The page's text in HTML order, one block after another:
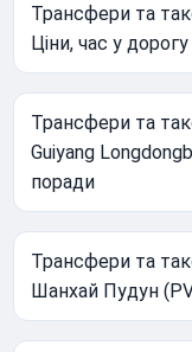
Трансфери та
Ціни, час у
Трансфери та
Guiyang
поради
Трансфери та
Шанхай Пудун